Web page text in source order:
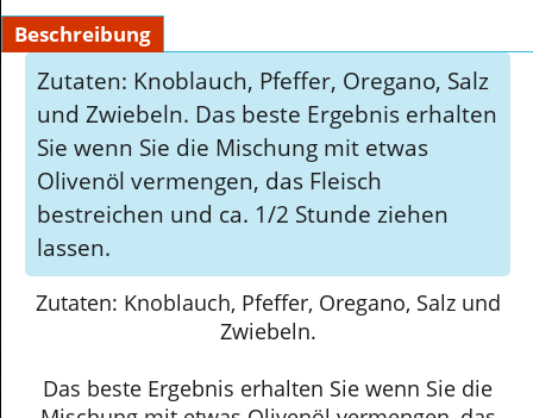
Beschreibung
Zutaten: Knoblauch, Pfeffer, Oregano, Salz
und Zwiebeln. Das beste Ergebnis erhalten
Sie wenn Sie die Mischung mit etwas
Olivenöl vermengen, das Fleisch
bestreichen und ca. 1/2 Stunde ziehen
lassen.
Zutaten: Knoblauch, Pfeffer, Oregano, Salz und
Zwiebeln.
Das beste Ergebnis erhalten Sie wenn Sie die